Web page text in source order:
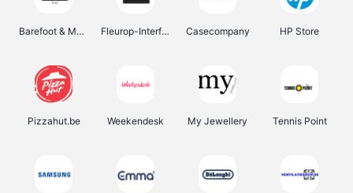
Barefoot & More Fleurop-Interflora Casecompany HP Store
Pizzahut.be Weekendesk My Jewellery Tennis Point